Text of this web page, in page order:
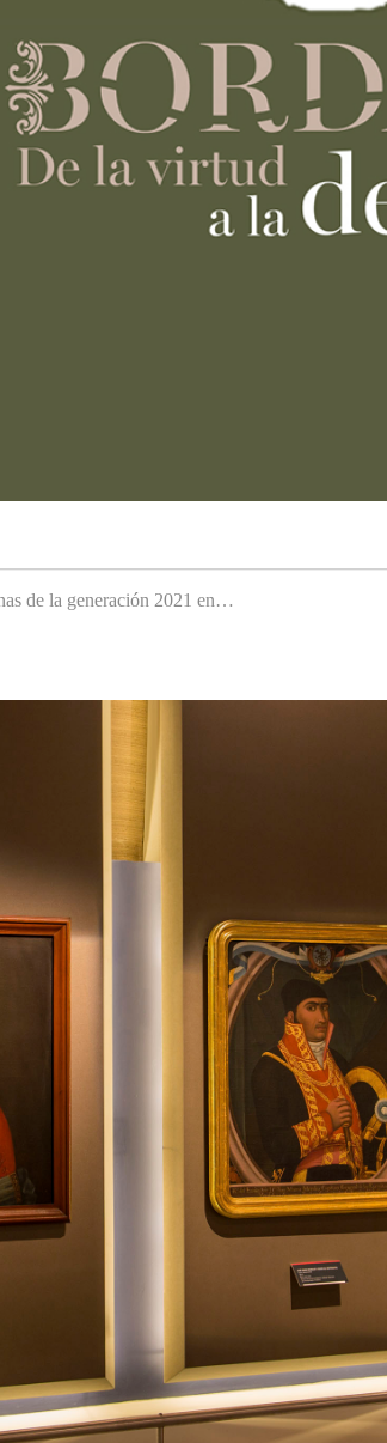
de la generación 2021 en…